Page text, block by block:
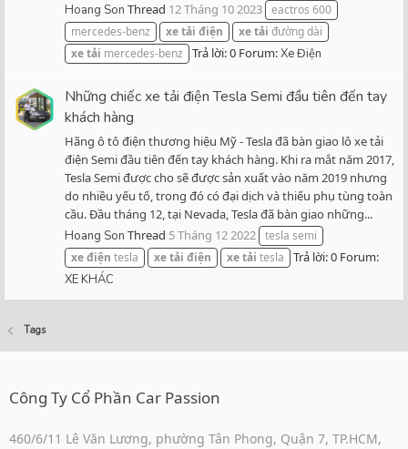
Hoang Son Thread 12 Tháng 10 2023 eactros 600
mercedes-benz
xetải điện xetải đường dài
xetải mercedes-benz Trả lời: 0 Forum:Xe Điện
Những chiếc xe tải điện Tesla Semi đầu tiên đến tay
khách hàng
Hãng ô tô điện thương hiệu Mỹ - Tesla đã bàn giao lô xe tải
điện Semi đầu tiên đến tay khách hàng. Khi ra mắt năm 2017,
Tesla Semi được cho sẽ được sản xuất vào năm 2019 nhưng
do nhiều yếu tố, trong đó có đại dịch và thiếu phụ tùng toàn
cầu. Đầu tháng 12, tại Nevada, Tesla đã bàn giao những...
Hoang Son Thread 5 Tháng 12 2022 tesla semi
xeđiện tesla xetải điện xetải tesla Trả lời: 0 Forum:
XE KHÁC
Tags
Công Ty Cổ Phần Car Passion
460/6/11 Lê Văn Lương, phường Tân Phong, Quận 7, TP.HCM,